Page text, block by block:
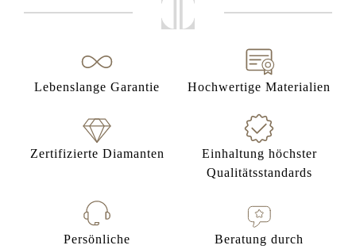
Lebenslange Garantie Hochwertige Materialien
Zertifizierte Diamanten
Einhaltung höchster
Qualitätsstandards
Persönliche Beratung durch